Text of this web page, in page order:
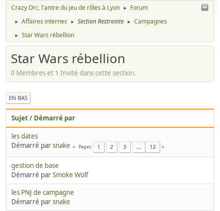
Crazy Orc, l'antre du jeu de rôles à Lyon ► Forum
► Affaires internes ► Section Restreinte ► Campagnes
► Star Wars rébellion
Star Wars rébellion
0 Membres et 1 Invité dans cette section.
EN BAS
Sujet/ Démarré par
les dates
Démarré parsnake Pages 1 2 3 ... 12
gestion de base
Démarré parSmoke Wolf
les PNJ de campagne
Démarré parsnake